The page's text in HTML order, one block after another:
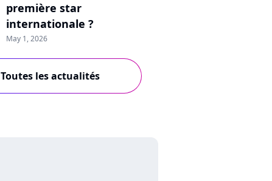
première star
internationale ?
May 1, 2026
Toutes les actualités